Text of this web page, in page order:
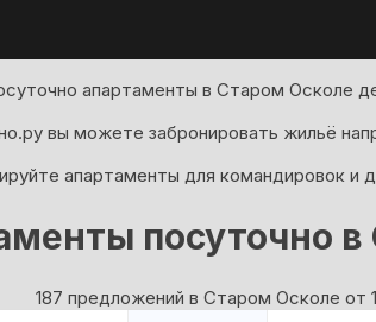
апартаменты в Старом Осколе
вы можете забронировать жильё
апартаменты для командировок и
посуточно
187 предложений в Старом Осколе oт